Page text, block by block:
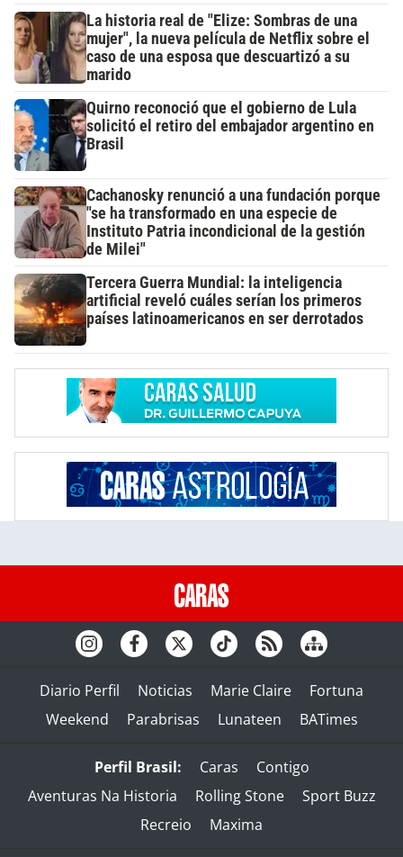
La historia real de "Elize: Sombras de una
mujer", la nueva película de Netflix sobre el
caso de una esposa que descuartizó a su
marido
Quirno reconoció que el gobierno de Lula
solicitó el retiro del embajador argentino en
Brasil
Cachanosky renunció a una fundación porque
"se ha transformado en una especie de
Instituto Patria incondicional de la gestión
de Milei"
Tercera Guerra Mundial: la inteligencia
artificial reveló cuáles serían los primeros
países latinoamericanos en ser derrotados
Diario Perfil Noticias Marie Claire
Fortuna
Weekend
Parabrisas Lunateen BATimes
Perfil Brasil: Caras
Contigo
Aventuras Na Historia
Rolling Stone
Sport Buzz
Recreio
Maxima